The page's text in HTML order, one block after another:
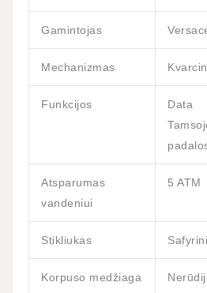
Gamintojas
Mechanizmas
Funkcijos
Data
Atsparumas
vandeniui
5 ATM
Stikliukas
Korpuso medžiaga